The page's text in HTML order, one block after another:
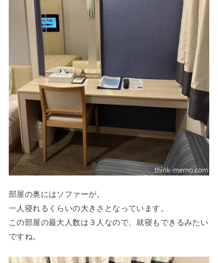
部屋の奥にはソファーが。
一人寝れるくらいの大きさとなっています。
この部屋の最大人数は３人なので、就寝もできるみたい
ですね。